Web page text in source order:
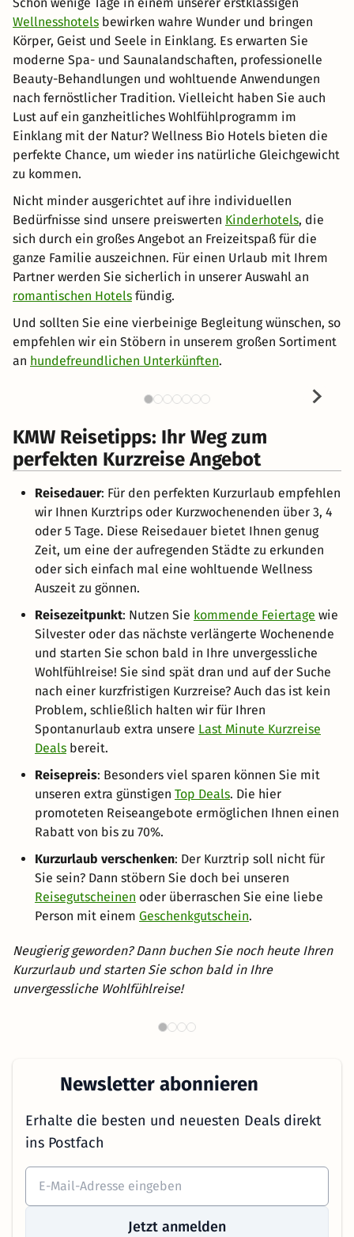
Schon wenige Tage in einem unserer erstklassigen
Wellnesshotels bewirken wahre Wunder und bringen
Körper, Geist und Seele in Einklang. Es erwarten Sie
moderne Spa- und Saunalandschaften, professionelle
Beauty-Behandlungen und wohltuende Anwendungen
nach fernöstlicher Tradition. Vielleicht haben Sie auch
Lust auf ein ganzheitliches Wohlfühlprogramm im
Einklang mit der Natur? Wellness Bio Hotels bieten die
perfekte Chance, um wieder ins natürliche Gleichgewicht
zu kommen.
Nicht minder ausgerichtet auf ihre individuellen
Bedürfnisse sind unsere preiswerten Kinderhotels, die
sich durch ein großes Angebot an Freizeitspaß für die
ganze Familie auszeichnen. Für einen Urlaub mit Ihrem
Partner werden Sie sicherlich in unserer Auswahl an
romantischen Hotels fündig.
Und sollten Sie eine vierbeinige Begleitung wünschen, so
empfehlen wir ein Stöbern in unserem großen Sortiment
an hundefreundlichen Unterkünften.
KMW Reisetipps: Ihr Weg zum
perfekten Kurzreise Angebot
Reisedauer: Für den perfekten Kurzurlaub empfehlen
wir Ihnen Kurztrips oder Kurzwochenenden über 3, 4
oder 5 Tage. Diese Reisedauer bietet Ihnen genug
Zeit, um eine der aufregenden Städte zu erkunden
oder sich einfach mal eine wohltuende Wellness
Auszeit zu gönnen.
Reisezeitpunkt: Nutzen Sie kommende Feiertage wie
Silvester oder das nächste verlängerte Wochenende
und starten Sie schon bald in Ihre unvergessliche
Wohlfühlreise! Sie sind spät dran und auf der Suche
nach einer kurzfristigen Kurzreise? Auch das ist kein
Problem, schließlich halten wir für Ihren
Spontanurlaub extra unsere Last Minute Kurzreise
Deals bereit.
Reisepreis: Besonders viel sparen können Sie mit
unseren extra günstigen Top Deals. Die hier
promoteten Reiseangebote ermöglichen Ihnen einen
Rabatt von bis zu 70%.
Kurzurlaub verschenken: Der Kurztrip soll nicht für
Sie sein? Dann stöbern Sie doch bei unseren
Reisegutscheinen oder überraschen Sie eine liebe
Person mit einem Geschenkgutschein.
Neugierig geworden? Dann buchen Sie noch heute Ihren
Kurzurlaub und starten Sie schon bald in Ihre
unvergessliche Wohlfühlreise!
Newsletter abonnieren
Erhalte die besten und neuesten Deals direkt
ins Postfach
Jetzt anmelden